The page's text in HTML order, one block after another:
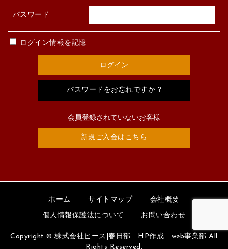
パスワード
ログイン情報を記憶
パスワードをお忘れですか ?
会員登録されていないお客様
新規ご入会はこちら
ホーム サイトマップ 会社概要
個人情報保護法について お問い合わせ
Copyright © 株式会社ピース|春日部 HP作成 web事業部 All
Rights Reserved.